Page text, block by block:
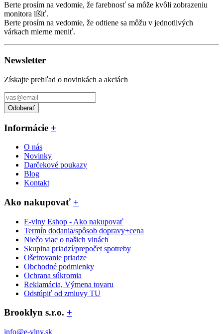
Berte prosím na vedomie, že farebnosť sa môže kvôli zobrazeniu
monitora líšiť.
Berte prosím na vedomie, že odtiene sa môžu v jednotlivých
várkach mierne meniť.
Newsletter
Získajte prehľad o novinkách a akciách
Odoberať
Informácie +
O nás
Novinky
Darčekové poukazy
Blog
Kontakt
Ako nakupovať +
E-vlny Eshop - Ako nakupovať
Termín dodania/spôsob dopravy+cena
Niečo viac o našich vlnách
Skupina priadzí/prepočet spotreby
Ošetrovanie priadze
Obchodné podmienky
Ochrana súkromia
Reklamácia, Výmena tovaru
Odstúpiť od zmluvy TU
Brooklyn s.r.o. +
info@e-vlny.sk